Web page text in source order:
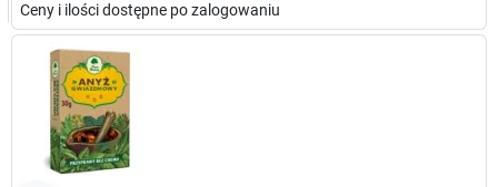
Ceny i ilości dostępne po zalogowaniu